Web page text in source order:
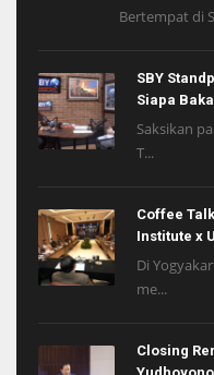
Bertempat di
SBY
Siapa
Saksikan
T...
Coffee
Institute x
Di
me...
Closing